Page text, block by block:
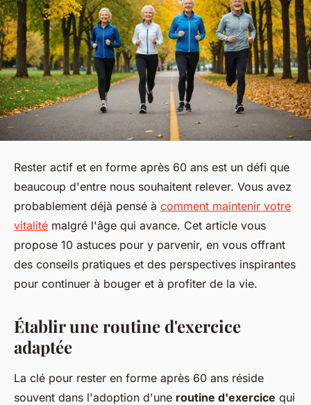
Rester actif et en forme après 60 ans est un défi que
beaucoup d'entre nous souhaitent relever. Vous avez
probablement déjà pensé à comment maintenir votre
vitalité malgré l'âge qui avance. Cet article vous
propose 10 astuces pour y parvenir, en vous offrant
des conseils pratiques et des perspectives inspirantes
pour continuer à bouger et à profiter de la vie.
Établir une routine d'exercice
adaptée
La clé pour rester en forme après 60 ans réside
souvent dans l'adoption d'une routine d'exercice qui